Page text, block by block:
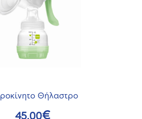
Θήλαστρο
45.00€